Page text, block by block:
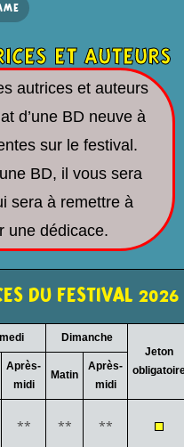
et auteurs
autrices et auteurs
d’une BD neuve à
sur le festival.
BD, il vous sera
sera à remettre à
une dédicace.
DU FESTIVAL 2026
Dimanche
Jeton
Après-
midi
Matin
Après-
midi
** ** **